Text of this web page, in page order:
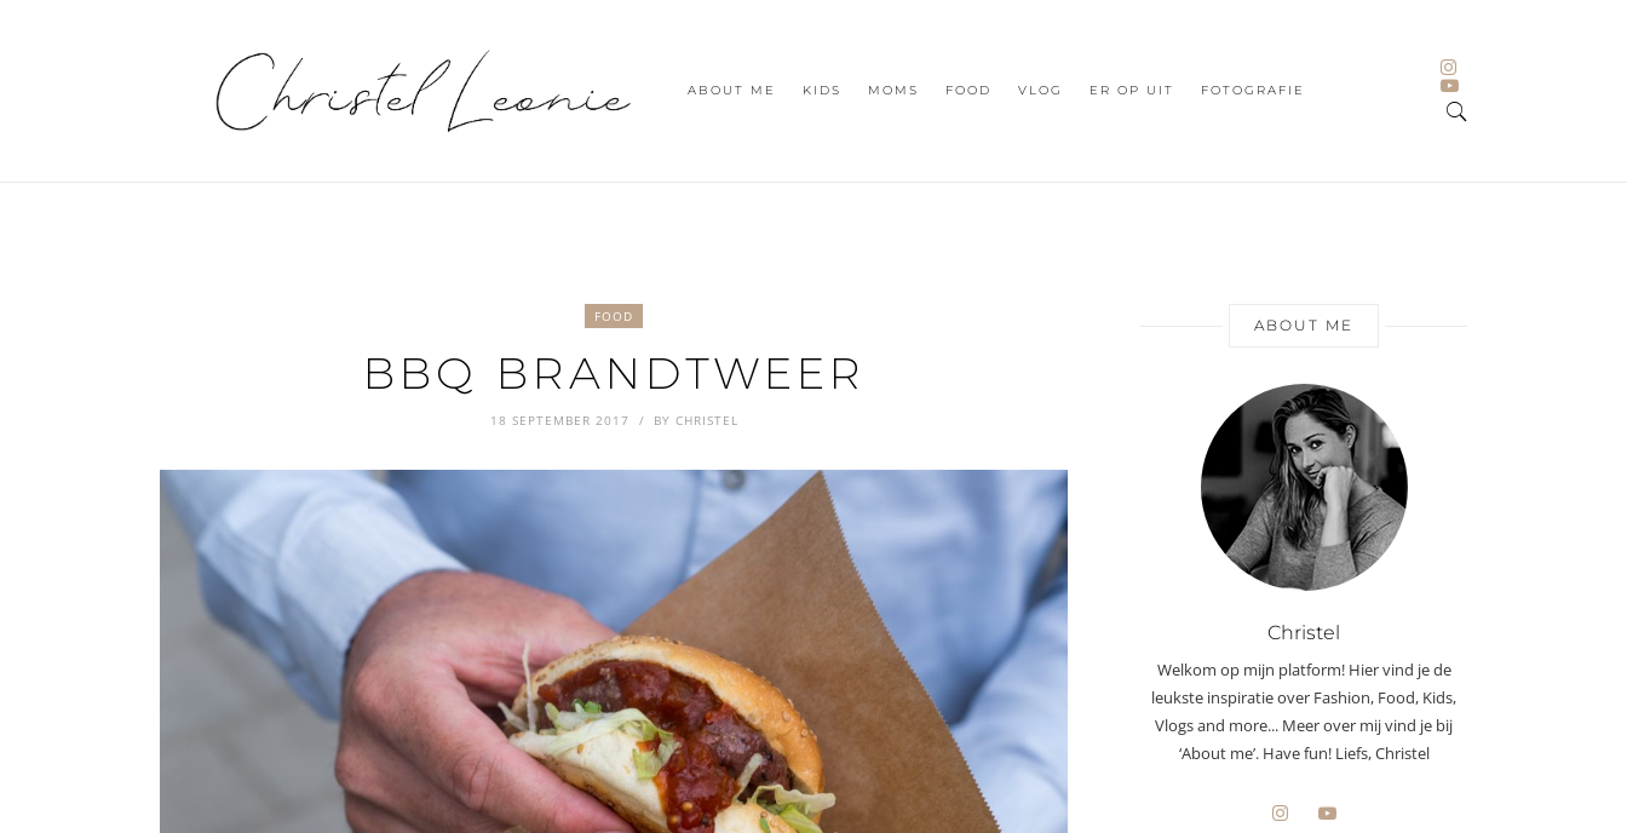
ABOUT ME KIDS MOMS FOOD VLOG ER OP UIT FOTOGRAFIE
FOOD
BBQ BRANDTWEER
18 SEPTEMBER 2017 BY CHRISTEL
ABOUT ME
Christel
Welkom op mijn platform! Hier vind je de
leukste inspiratie over Fashion, Food, Kids,
Vlogs and more... Meer over mij vind je bij
‘About me’. Have fun! Liefs, Christel